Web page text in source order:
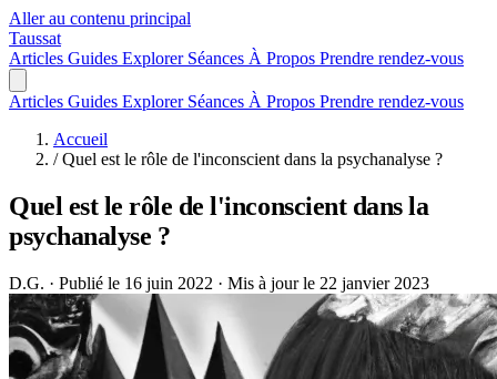
Aller au contenu principal
Taussat
Articles Guides Explorer Séances À Propos Prendre rendez-vous
Articles Guides Explorer Séances À Propos Prendre rendez-vous
Accueil
/ Quel est le rôle de l'inconscient dans la psychanalyse ?
Quel est le rôle de l'inconscient dans la
psychanalyse ?
D.G. · Publié le 16 juin 2022 · Mis à jour le 22 janvier 2023